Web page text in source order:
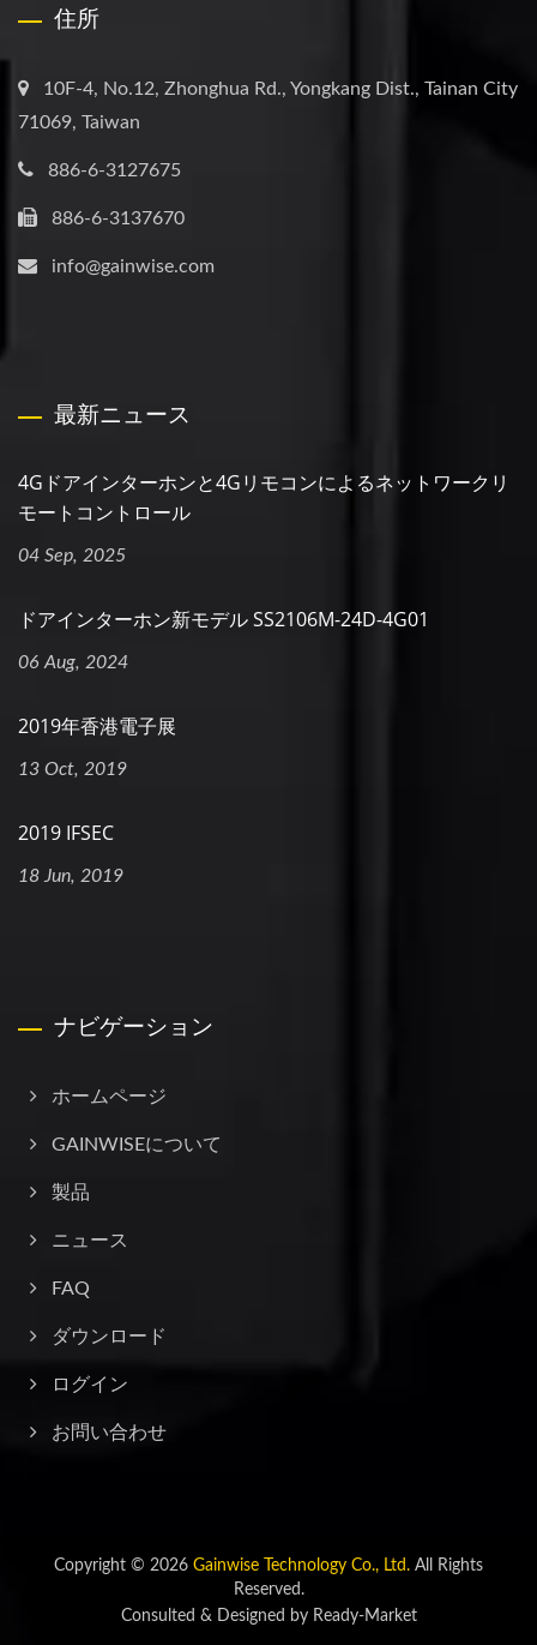
住所
10F-4, No.12, Zhonghua Rd., Yongkang Dist., Tainan City
71069, Taiwan
886-6-3127675
886-6-3137670
info@gainwise.com
最新ニュース
4Gドアインターホンと4Gリモコンによるネットワークリ
モートコントロール
04 Sep, 2025
ドアインターホン新モデル SS2106M-24D-4G01
06 Aug, 2024
2019年香港電子展
13 Oct, 2019
2019 IFSEC
18 Jun, 2019
ナビゲーション
ホームページ
GAINWISEについて
製品
ニュース
FAQ
ダウンロード
ログイン
お問い合わせ
Copyright © 2026 Gainwise Technology Co., Ltd. All Rights
Reserved.
Consulted & Designed by Ready-Market